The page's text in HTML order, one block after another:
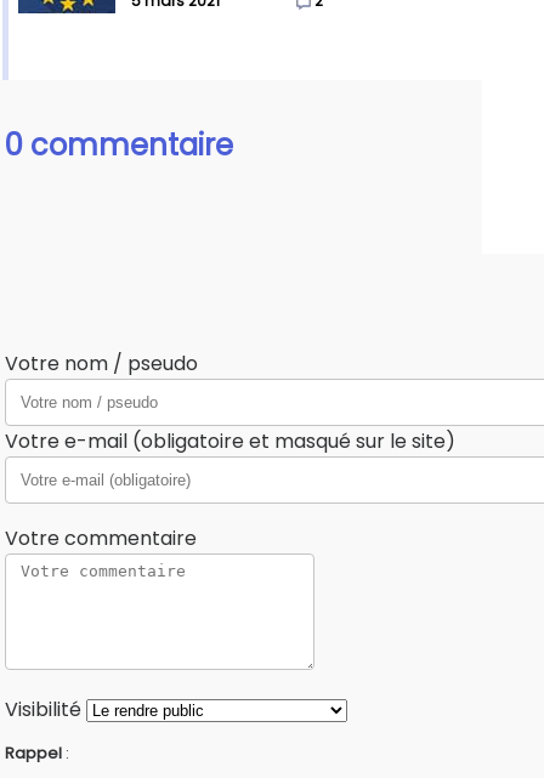
0 commentaire
Votre nom / pseudo
Votre e-mail (obligatoire et masqué sur le site)
Votre commentaire
Visibilité
Rappel :